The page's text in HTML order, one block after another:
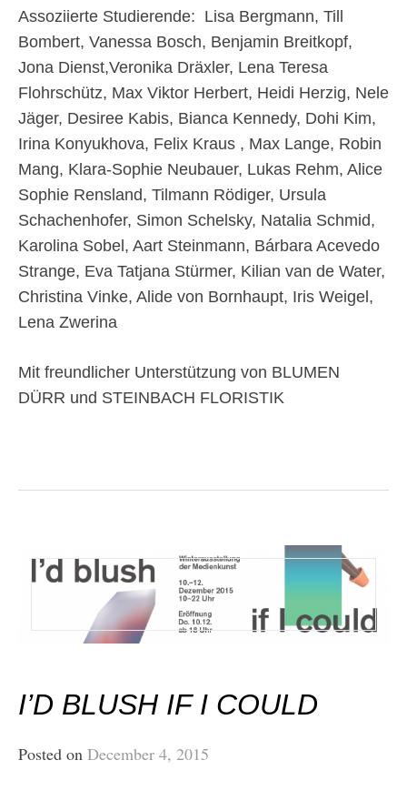
Assoziierte Studierende: Lisa Bergmann, Till
Bombert, Vanessa Bosch, Benjamin Breitkopf,
Jona Dienst,Veronika Dräxler, Lena Teresa
Flohrschütz, Max Viktor Herbert, Heidi Herzig, Nele
Jäger, Desiree Kabis, Bianca Kennedy, Dohi Kim,
Irina Konyukhova, Felix Kraus , Max Lange, Robin
Mang, Klara-Sophie Neubauer, Lukas Rehm, Alice
Sophie Rensland, Tilmann Rödiger, Ursula
Schachenhofer, Simon Schelsky, Natalia Schmid,
Karolina Sobel, Aart Steinmann, Bárbara Acevedo
Strange, Eva Tatjana Stürmer, Kilian van de Water,
Christina Vinke, Alide von Bornhaupt, Iris Weigel,
Lena Zwerina
Mit freundlicher Unterstützung von BLUMEN
DÜRR und STEINBACH FLORISTIK
I’D BLUSH IF I COULD
Posted on December 4, 2015